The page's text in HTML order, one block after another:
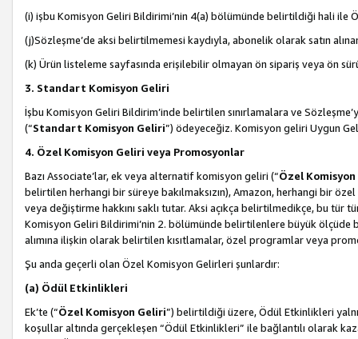
(i) işbu Komisyon Geliri Bildirimi’nin 4(a) bölümünde belirtildiği hali ile
(j)Sözleşme’de aksi belirtilmemesi kaydıyla, abonelik olarak satın
(k) Ürün listeleme sayfasında erişilebilir olmayan ön sipariş veya ön
3. Standart Komisyon Geliri
İşbu Komisyon Geliri Bildirim’inde belirtilen sınırlamalara ve
(“Standart Komisyon Geliri”) ödeyeceğiz. Komisyon geliri Uygun
4. Özel Komisyon Geliri veya Promosyonlar
Bazı Associate’lar, ek veya alternatif komisyon geliri (“Özel
belirtilen herhangi bir süreye bakılmaksızın), Amazon, herhangi bir
veya değiştirme hakkını saklı tutar. Aksi açıkça belirtilmedikçe, bu tür
Komisyon Geliri Bildirimi’nin 2. bölümünde belirtilenlere büyük ölçüde
alımına ilişkin olarak belirtilen kısıtlamalar, özel programlar veya
Şu anda geçerli olan Özel Komisyon Gelirleri şunlardır:
(a) Ödül Etkinlikleri
Ek’te (“Özel Komisyon Geliri”) belirtildiği üzere, Ödül Etkinlikleri
koşullar altında gerçekleşen “Ödül Etkinlikleri” ile bağlantılı olarak